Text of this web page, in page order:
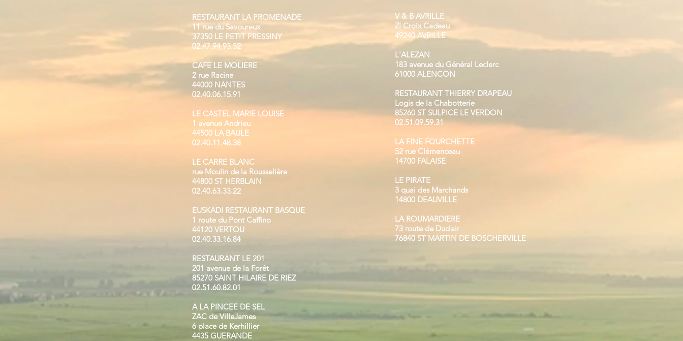
RESTAURANT LA PROMENADE
11 rue du Savoureux
37350 LE PETIT PRESSINY
02.47.94.93.52
CAFE LE MOLIERE
2 rue Racine
44000 NANTES
02.40.06.15.91
LE CASTEL MARIE LOUISE
1 avenue Andrieu
44500 LA BAULE
02.40.11.48.38
LE CARRE BLANC
rue Moulin de la Rousselière
44800 ST HERBLAIN
02.40.63.33.22
EUSKADI RESTAURANT BASQUE
1 route du Pont Caffino
44120 VERTOU
02.40.33.16.84
RESTAURANT LE 201
201 avenue de la Forêt
85270 SAINT HILAIRE DE RIEZ
02.51.60.82.01
A LA PINCEE DE SEL
ZAC de VilleJames
6 place de Kerhillier
4435 GUERANDE
V & B AVRILLE
ZI Croix Cadeau
49240 AVRILLE
L'ALEZAN
183 avenue du Général Leclerc
61000 ALENCON
RESTAURANT THIERRY DRAPEAU
Logis de la Chabotterie
85260 ST SULPICE LE VERDON
02.51.09.59.31
LA FINE FOURCHETTE
52 rue Clémenceau
14700 FALAISE
LE PIRATE
3 quai des Marchands
14800 DEAUVILLE
LA ROUMARDIERE
73 route de Duclair
76840 ST MARTIN DE BOSCHERVILLE